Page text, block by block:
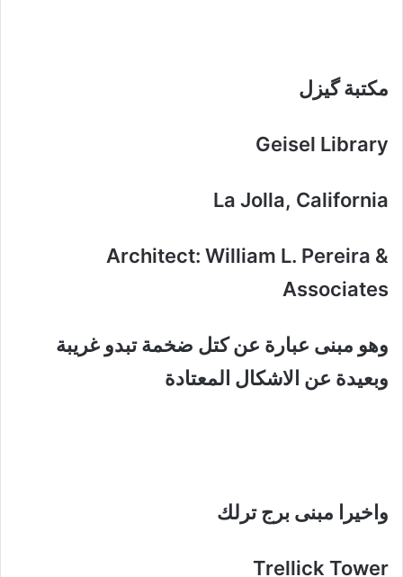
مكتبة گيزل
Geisel Library
La Jolla, California
Architect: William L. Pereira &
Associates
وهو مبنى عبارة عن كتل ضخمة تبدو غريبة
وبعيدة عن الاشكال المعتادة
واخيرا مبنى برج ترلك
Trellick Tower